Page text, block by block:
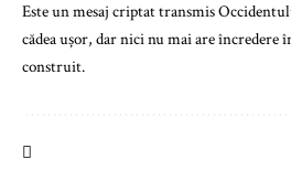
Este un mesaj criptat transmis
cădea ușor, dar nici nu mai are încredere
construit.